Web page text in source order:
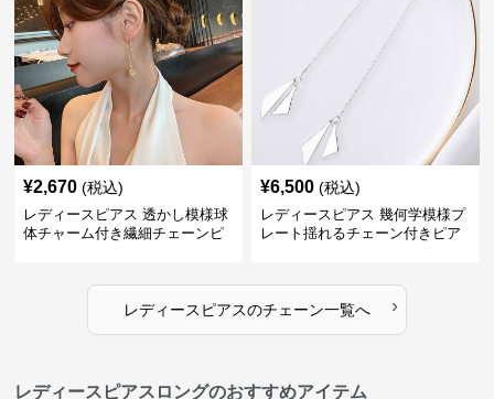
¥2,670 (税込)
レディースピアス 透かし模様球
体チャーム付き繊細チェーンピ
¥6,500 (税込)
レディースピアス 幾何学模様プ
レート揺れるチェーン付きピア
レディースピアスのチェーン一覧へ ›
レディースピアスロングのおすすめアイテム